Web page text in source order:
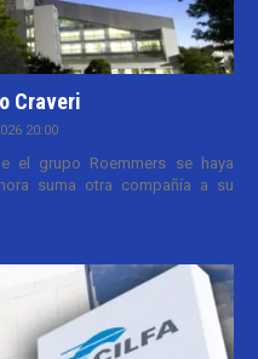
Craveri
20:00
el grupo Roemmers se haya
suma otra compañía a su